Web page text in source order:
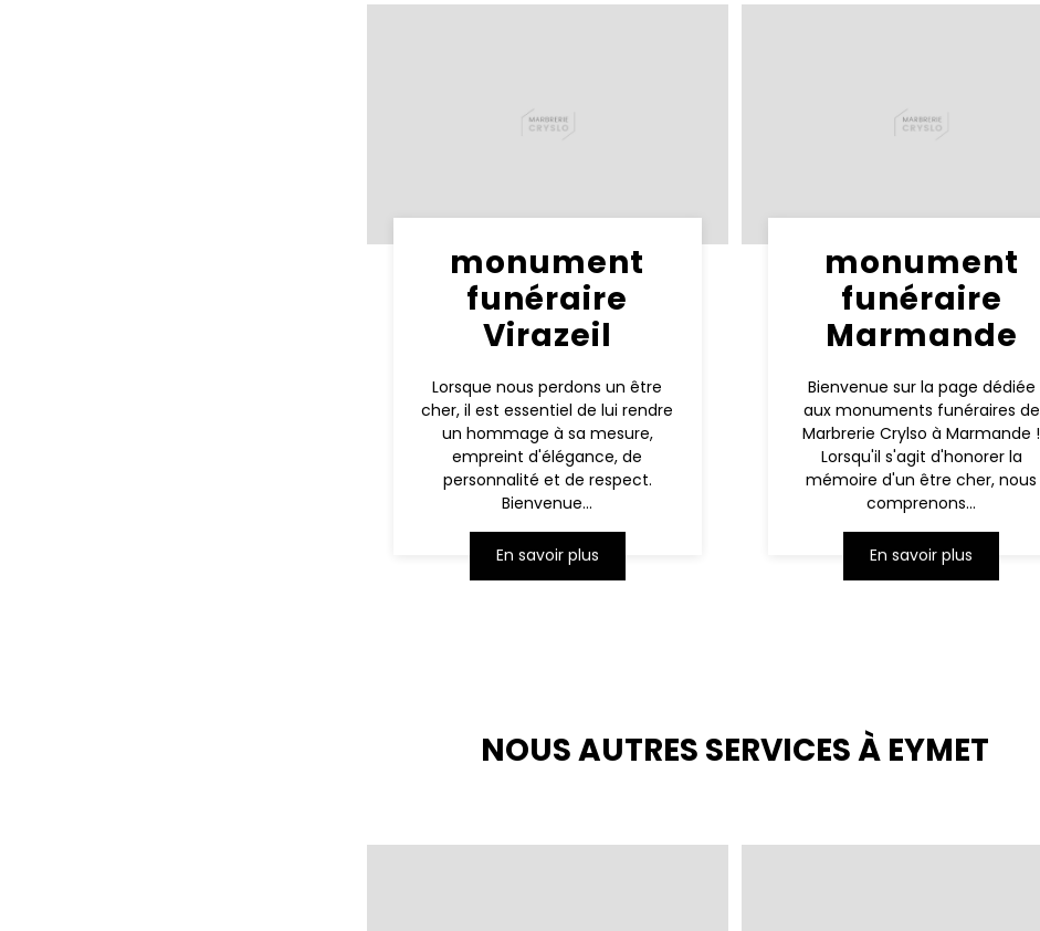
monument
funéraire
Virazeil
Lorsque nous perdons un être
cher, il est essentiel de lui rendre
un hommage à sa mesure,
empreint d'élégance, de
personnalité et de respect.
Bienvenue...
En savoir plus
monument
funéraire
Marmande
Bienvenue sur la page dédiée
aux monuments funéraires de
Marbrerie Crylso à Marmande !
Lorsqu'il s'agit d'honorer la
mémoire d'un être cher, nous
comprenons...
En savoir plus
NOUS AUTRES SERVICES À EYMET